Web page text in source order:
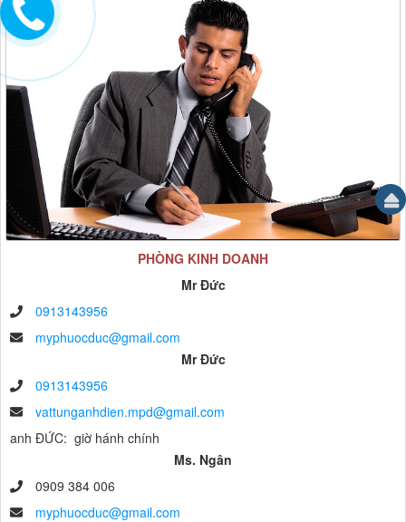
PHÒNG KINH DOANH
Mr Đức
0913143956
myphuocduc@gmail.com
Mr Đức
0913143956
vattunganhdien.mpd@gmail.com
anh ĐỨC: giờ hánh chính
Ms. Ngân
0909 384 006
myphuocduc@gmail.com